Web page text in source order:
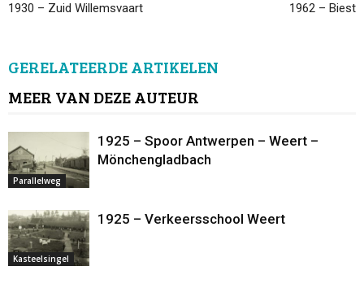
1930 – Zuid Willemsvaart 1962 – Biest
GERELATEERDE ARTIKELEN
MEER VAN DEZE AUTEUR
Parallelweg
1925 – Spoor Antwerpen – Weert –
Mönchengladbach
Kasteelsingel
1925 – Verkeersschool Weert